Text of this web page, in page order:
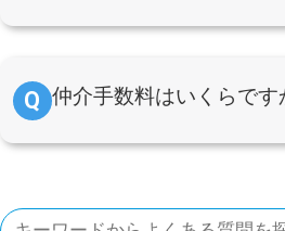
仲介手数料はいくらです